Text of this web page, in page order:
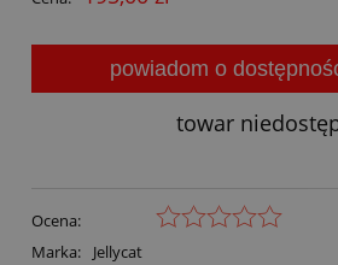
powiadom o
towar
Ocena:
Marka:
Jellycat